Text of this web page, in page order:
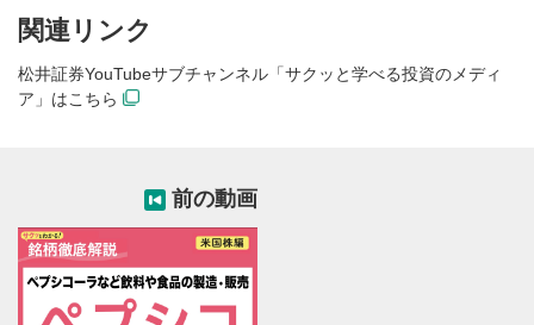
関連リンク
松井証券YouTubeサブチャンネル「サクッと学べる投資のメディ
ア」はこちら
前の動画